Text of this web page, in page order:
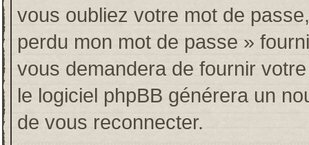
vous oubliez votre mot de
perdu mon mot de passe »
vous demandera de fournir
le logiciel phpBB générera un
de vous reconnecter.